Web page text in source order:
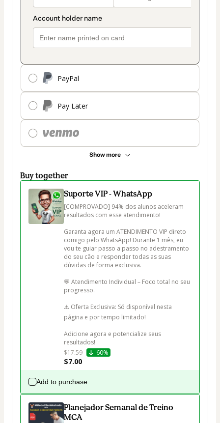
PayPal
Pay Later
Show more
Buy together
Suporte VIP - WhatsApp
[COMPROVADO] 94% dos alunos aceleram
resultados com esse atendimento!
Garanta agora um ATENDIMENTO VIP direto
comigo pelo WhatsApp! Durante 1 mês, eu
vou te guiar passo a passo no adestramento
do seu cão e responder todas as suas
dúvidas de forma exclusiva.
💬 Atendimento Individual – Foco total no seu
progresso.
⚠️ Oferta Exclusiva: Só disponível nesta
página e por tempo limitado!
Adicione agora e potencialize seus
resultados!
$17.59
60%
$7.00
Add to purchase
Planejador Semanal de Treino -
MCA